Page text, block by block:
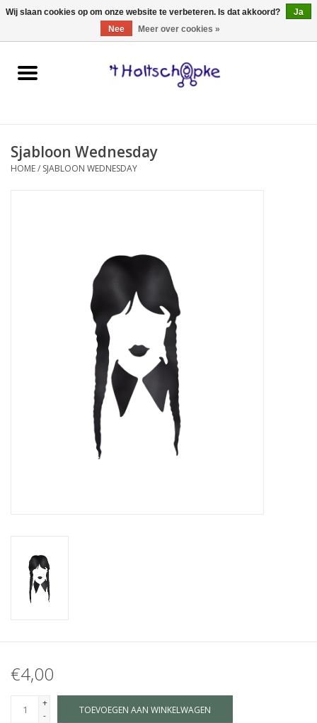
0 Artikelen - €0,00
Home
spellen
Sjabloon Wednesday
HOME/ SJABLOON WEDNESDAY
€4,00
+
-
TOEVOEGEN AAN WINKELWAGEN
Wij slaan cookies op om onze website te verbeteren. Is dat akkoord?
Ja
Nee
Meer over cookies »